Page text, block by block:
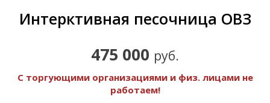
Интерктивная песочница ОВЗ
475 000 руб.
С торгующими организациями и физ. лицами не
работаем!